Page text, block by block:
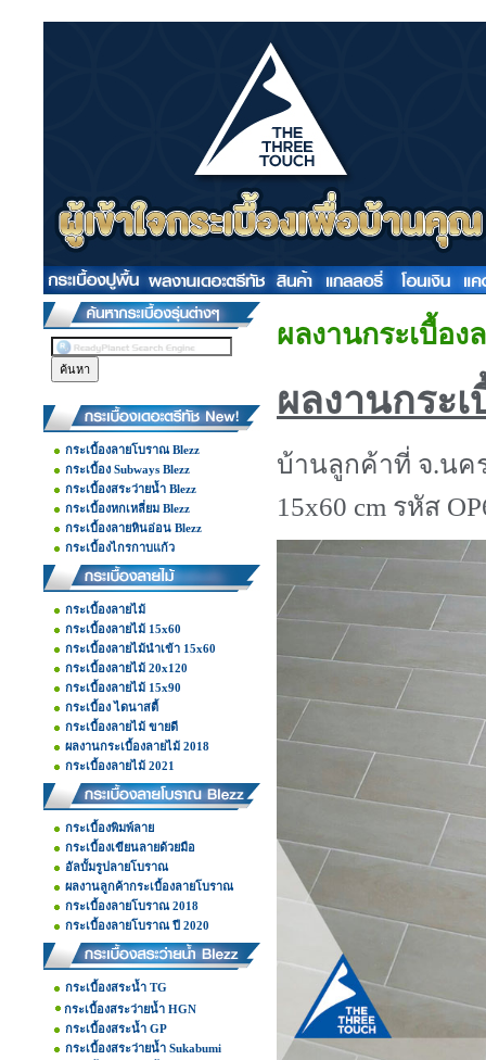
กระเบื้องลายโบราณ Blezz
กระเบื้อง Subways Blezz
กระเบื้องสระว่ายน้ำ Blezz
กระเบื้องหกเหลี่ยม Blezz
กระเบื้องลายหินอ่อน Blezz
กระเบื้องไกรกาบแก้ว
กระเบื้องลายไม้
กระเบื้องลายไม้ 15x60
กระเบื้องลายไม้นำเข้า 15x60
กระเบื้องลายไม้ 20x120
กระเบื้องลายไม้ 15x90
กระเบื้อง ไดนาสตี้
กระเบื้องลายไม้ ขายดี
ผลงานกระเบื้องลายไม้ 2018
กระเบื้องลายไม้ 2021
กระเบื้องพิมพ์ลาย
กระเบื้องเขียนลายด้วยมือ
อัลบั้มรูปลายโบราณ
ผลงานลูกค้ากระเบื้องลายโบราณ
กระเบื้องลายโบราณ 2018
กระเบื้องลายโบราณ ปี 2020
กระเบื้องสระน้ำ TG
กระเบื้องสระว่ายน้ำ HGN
กระเบื้องสระน้ำ GP
กระเบื้องสระว่ายน้ำ Sukabumi
ผลงานกระเบื้อ
ผลงานกระ
บ้านลูกค้าที่ จ.นค
15x60 cm รหัส